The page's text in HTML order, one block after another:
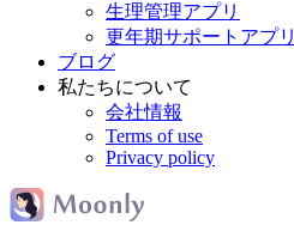
生理管理アプリ
更年期サポートアプリ
ブログ
私たちについて
会社情報
Terms of use
Privacy policy